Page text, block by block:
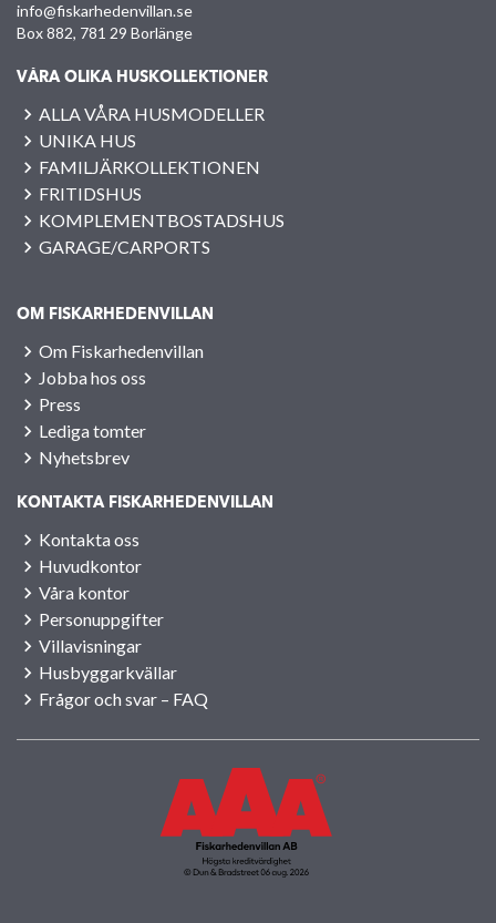
info@fiskarhedenvillan.se
Box 882, 781 29 Borlänge
VÅRA OLIKA HUSKOLLEKTIONER
ALLA VÅRA HUSMODELLER
UNIKA HUS
FAMILJÄRKOLLEKTIONEN
FRITIDSHUS
KOMPLEMENTBOSTADSHUS
GARAGE/CARPORTS
OM FISKARHEDENVILLAN
Om Fiskarhedenvillan
Jobba hos oss
Press
Lediga tomter
Nyhetsbrev
KONTAKTA FISKARHEDENVILLAN
Kontakta oss
Huvudkontor
Våra kontor
Personuppgifter
Villavisningar
Husbyggarkvällar
Frågor och svar – FAQ